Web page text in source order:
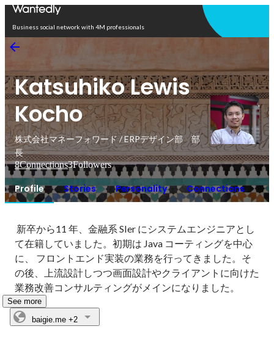
Business social network with 4M professionals
Katsuhiko Lewis
Kocho
株式会社マネーフォワード / ERPデザイン部 部
長
8Connections3Followers
Profile Stories Personality Connections
て在籍していました。初期は Java コーティングを中心
に、 フロントエンド実装の業務を行ってきました。そ
の後、上流設計しつつ画面設計やクライアントに向けた
業務改善コンサルティングがメインになりました。
See more
baigie.me +2